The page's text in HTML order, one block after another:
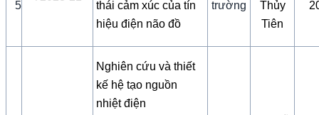
5
thái cảm xúc của tín
hiệu điện não đồ
trường
Thủy
Tiên
Nghiên cứu và thiết
kế hệ tạo nguồn
nhiệt điện